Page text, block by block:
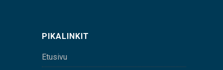
PIKALINKIT
Etusivu